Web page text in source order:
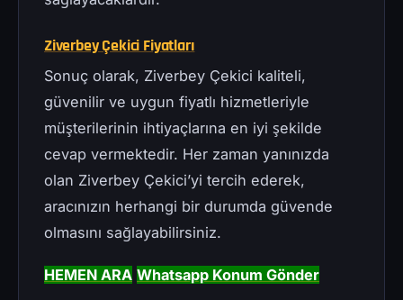
Ziverbey Çekici Fiyatları
Sonuç olarak, Ziverbey Çekici kaliteli,
güvenilir ve uygun fiyatlı hizmetleriyle
müşterilerinin ihtiyaçlarına en iyi şekilde
cevap vermektedir. Her zaman yanınızda
olan Ziverbey Çekici’yi tercih ederek,
aracınızın herhangi bir durumda güvende
olmasını sağlayabilirsiniz.
HEMEN ARA Whatsapp Konum Gönder